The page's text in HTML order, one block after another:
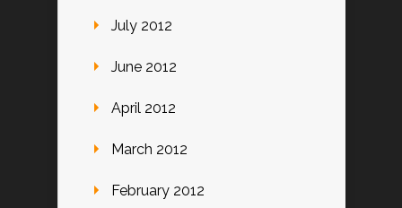
July 2012
June 2012
April 2012
March 2012
February 2012